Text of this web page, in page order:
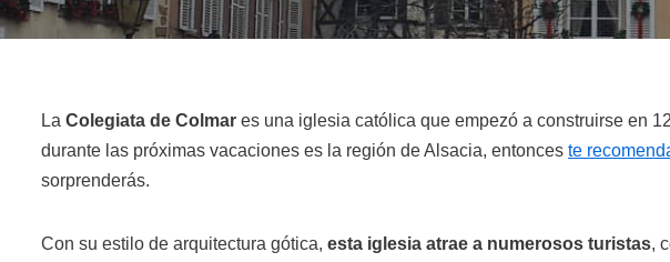
La Colegiata de Colmar es una iglesia católica que empezó a construirse en
durante las próximas vacaciones es la región de Alsacia, entonces te
sorprenderás.
Con su estilo de arquitectura gótica, esta iglesia atrae a numerosos turistas,